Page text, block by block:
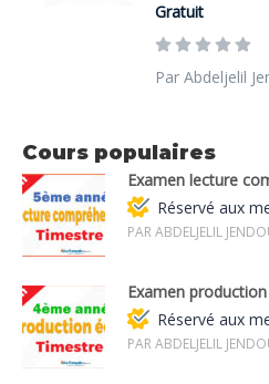
Gratuit
Par Abdeljelil
Cours populaires
Examen lecture
Réservé aux
PAR ABDELJELIL
Examen
Réservé aux
PAR ABDELJELIL